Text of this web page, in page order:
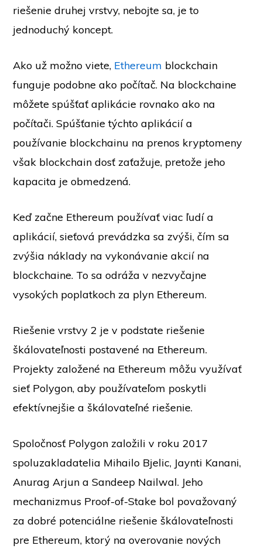
riešenie druhej vrstvy, nebojte sa, je to
jednoduchý koncept.
Ako už možno viete, Ethereum blockchain
funguje podobne ako počítač. Na blockchaine
môžete spúšťať aplikácie rovnako ako na
počítači. Spúšťanie týchto aplikácií a
používanie blockchainu na prenos kryptomeny
však blockchain dosť zaťažuje, pretože jeho
kapacita je obmedzená.
Keď začne Ethereum používať viac ľudí a
aplikácií, sieťová prevádzka sa zvýši, čím sa
zvýšia náklady na vykonávanie akcií na
blockchaine. To sa odráža v nezvyčajne
vysokých poplatkoch za plyn Ethereum.
Riešenie vrstvy 2 je v podstate riešenie
škálovateľnosti postavené na Ethereum.
Projekty založené na Ethereum môžu využívať
sieť Polygon, aby používateľom poskytli
efektívnejšie a škálovateľné riešenie.
Spoločnosť Polygon založili v roku 2017
spoluzakladatelia Mihailo Bjelic, Jaynti Kanani,
Anurag Arjun a Sandeep Nailwal. Jeho
mechanizmus Proof-of-Stake bol považovaný
za dobré potenciálne riešenie škálovateľnosti
pre Ethereum, ktorý na overovanie nových